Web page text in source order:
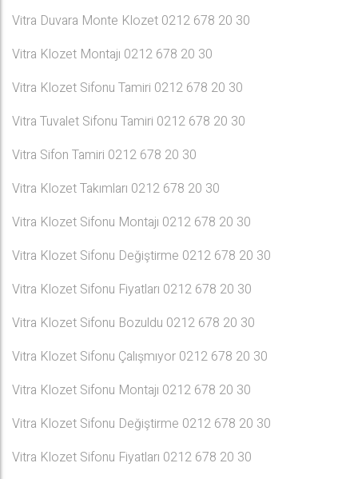
Vitra Duvara Monte Klozet 0212 678 20 30
Vitra Klozet Montajı 0212 678 20 30
Vitra Klozet Sifonu Tamiri 0212 678 20 30
Vitra Tuvalet Sifonu Tamiri 0212 678 20 30
Vitra Sifon Tamiri 0212 678 20 30
Vitra Klozet Takımları 0212 678 20 30
Vitra Klozet Sifonu Montajı 0212 678 20 30
Vitra Klozet Sifonu Değiştirme 0212 678 20 30
Vitra Klozet Sifonu Fiyatları 0212 678 20 30
Vitra Klozet Sifonu Bozuldu 0212 678 20 30
Vitra Klozet Sifonu Çalışmıyor 0212 678 20 30
Vitra Klozet Sifonu Montajı 0212 678 20 30
Vitra Klozet Sifonu Değiştirme 0212 678 20 30
Vitra Klozet Sifonu Fiyatları 0212 678 20 30